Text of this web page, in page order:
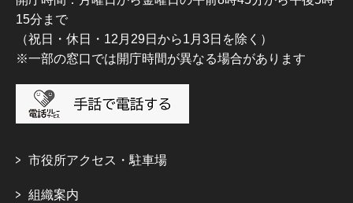
15分まで
（祝日・休日・12月29日から1月3日を除く）
※一部の窓口では開庁時間が異なる場合があります
市役所アクセス・駐車場
組織案内